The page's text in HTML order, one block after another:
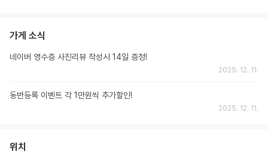
가게 소식
네이버 영수증 사진리뷰 작성시 14일 증정!
2025. 12. 11.
동반등록 이벤트 각 1만원씩 추가할인!
2025. 12. 11.
위치